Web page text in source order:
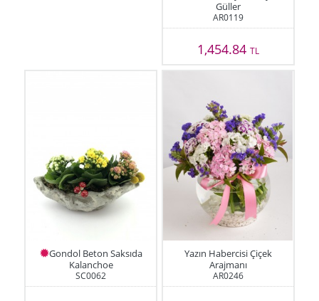
Güller
AR0119
1,454.84 TL
Gondol Beton Saksıda
Kalanchoe
SC0062
Yazın Habercisi Çiçek
Arajmanı
AR0246